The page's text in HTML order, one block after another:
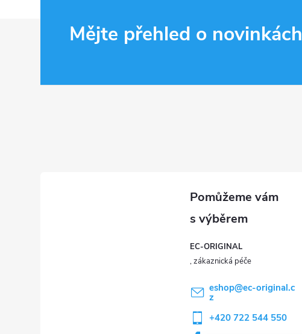
Mějte přehled o novinkách
EC-ORIGINAL
eshop@ec-original.c
z
+420 722 544 550